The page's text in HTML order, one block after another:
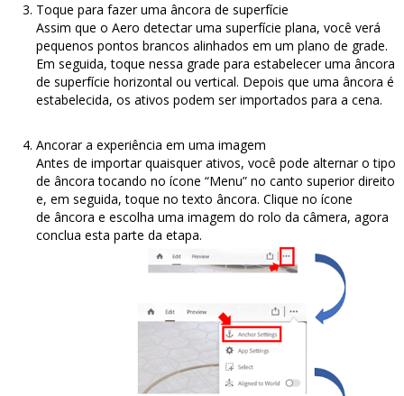
Toque para fazer uma âncora de superfície
Assim que o Aero detectar uma superfície plana, você verá
pequenos pontos brancos alinhados em um plano de grade.
Em seguida, toque nessa grade para estabelecer uma âncora
de superfície horizontal ou vertical. Depois que uma âncora é
estabelecida, os ativos podem ser importados para a cena.
Ancorar a experiência em uma imagem
Antes de importar quaisquer ativos, você pode alternar o tipo
de âncora tocando no ícone “Menu” no canto superior direito
e, em seguida, toque no texto âncora. Clique no ícone
de âncora e escolha uma imagem do rolo da câmera, agora
conclua esta parte da etapa.